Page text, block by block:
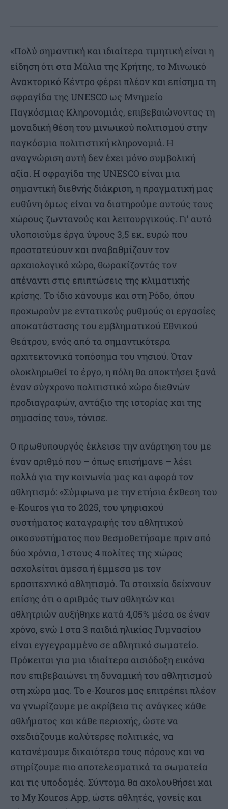
«Πολύ σημαντική και ιδιαίτερα τιμητική είναι η
είδηση ότι στα Μάλια της Κρήτης, το Μινωικό
Ανακτορικό Κέντρο φέρει πλέον και επίσημα τη
σφραγίδα της UNESCO ως Μνημείο
Παγκόσμιας Κληρονομιάς, επιβεβαιώνοντας τη
μοναδική θέση του μινωικού πολιτισμού στην
παγκόσμια πολιτιστική κληρονομιά. Η
αναγνώριση αυτή δεν έχει μόνο συμβολική
αξία. Η σφραγίδα της UNESCO είναι μια
σημαντική διεθνής διάκριση, η πραγματική μας
ευθύνη όμως είναι να διατηρούμε αυτούς τους
χώρους ζωντανούς και λειτουργικούς. Γι’ αυτό
υλοποιούμε έργα ύψους 3,5 εκ. ευρώ που
προστατεύουν και αναβαθμίζουν τον
αρχαιολογικό χώρο, θωρακίζοντάς τον
απέναντι στις επιπτώσεις της κλιματικής
κρίσης. Το ίδιο κάνουμε και στη Ρόδο, όπου
προχωρούν με εντατικούς ρυθμούς οι εργασίες
αποκατάστασης του εμβληματικού Εθνικού
Θεάτρου, ενός από τα σημαντικότερα
αρχιτεκτονικά τοπόσημα του νησιού. Όταν
ολοκληρωθεί το έργο, η πόλη θα αποκτήσει ξανά
έναν σύγχρονο πολιτιστικό χώρο διεθνών
προδιαγραφών, αντάξιο της ιστορίας και της
σημασίας του», τόνισε.
Ο πρωθυπουργός έκλεισε την ανάρτηση του με
έναν αριθμό που – όπως επισήμανε – λέει
πολλά για την κοινωνία μας και αφορά τον
αθλητισμό: «Σύμφωνα με την ετήσια έκθεση του
e-Kouros για το 2025, του ψηφιακού
συστήματος καταγραφής του αθλητικού
οικοσυστήματος που θεσμοθετήσαμε πριν από
δύο χρόνια, 1 στους 4 πολίτες της χώρας
ασχολείται άμεσα ή έμμεσα με τον
ερασιτεχνικό αθλητισμό. Τα στοιχεία δείχνουν
επίσης ότι ο αριθμός των αθλητών και
αθλητριών αυξήθηκε κατά 4,05% μέσα σε έναν
χρόνο, ενώ 1 στα 3 παιδιά ηλικίας Γυμνασίου
είναι εγγεγραμμένο σε αθλητικό σωματείο.
Πρόκειται για μια ιδιαίτερα αισιόδοξη εικόνα
που επιβεβαιώνει τη δυναμική του αθλητισμού
στη χώρα μας. Το e-Kouros μας επιτρέπει πλέον
να γνωρίζουμε με ακρίβεια τις ανάγκες κάθε
αθλήματος και κάθε περιοχής, ώστε να
σχεδιάζουμε καλύτερες πολιτικές, να
κατανέμουμε δικαιότερα τους πόρους και να
στηρίζουμε πιο αποτελεσματικά τα σωματεία
και τις υποδομές. Σύντομα θα ακολουθήσει και
το My Kouros App, ώστε αθλητές, γονείς και